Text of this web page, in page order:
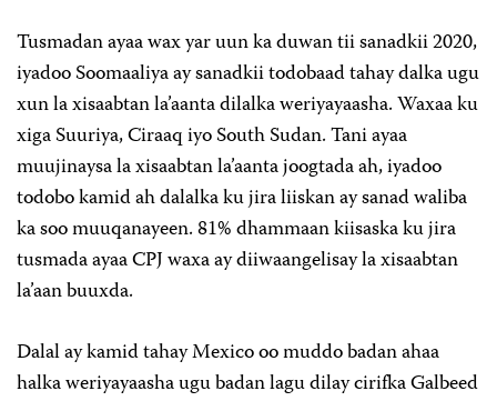
Tusmadan ayaa wax yar uun ka duwan tii sanadkii 2020,
iyadoo Soomaaliya ay sanadkii todobaad tahay dalka ugu
xun la xisaabtan la’aanta dilalka weriyayaasha. Waxaa ku
xiga Suuriya, Ciraaq iyo South Sudan. Tani ayaa
muujinaysa la xisaabtan la’aanta joogtada ah, iyadoo
todobo kamid ah dalalka ku jira liiskan ay sanad waliba
ka soo muuqanayeen. 81% dhammaan kiisaska ku jira
tusmada ayaa CPJ waxa ay diiwaangelisay la xisaabtan
la’aan buuxda.
Dalal ay kamid tahay Mexico oo muddo badan ahaa
halka weriyayaasha ugu badan lagu dilay cirifka Galbeed